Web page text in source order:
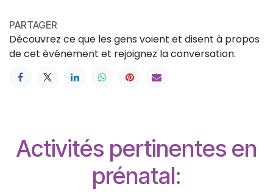
PARTAGER
Découvrez ce que les gens voient et disent à propos
de cet événement et rejoignez la conversation.
Activités pertinentes en
prénatal: